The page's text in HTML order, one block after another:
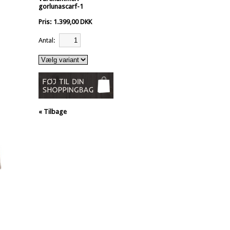
gorlunascarf-1
Pris: 1.399,00 DKK
Antal:
« Tilbage